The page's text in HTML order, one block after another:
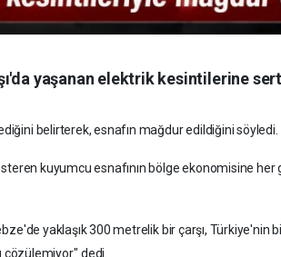
yaşanan elektrik kesintilerine
belirterek, esnafın mağdur edildiğini söyledi.
kuyumcu esnafının bölge ekonomisine
yaklaşık 300 metrelik bir çarşı, Türkiye'nin
çözülemiyor." dedi.